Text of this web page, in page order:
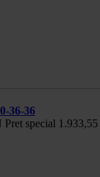
36-36
Pret special